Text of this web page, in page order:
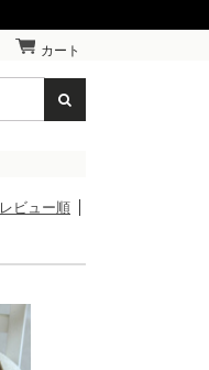
カート
レビュー順